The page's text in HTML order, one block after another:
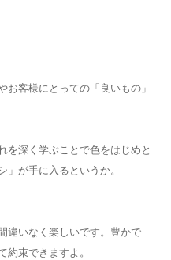
お客様にとっての「良いもの」
を深く学ぶことで色をはじめと
」が手に入るというか。
違いなく楽しいです。豊かで
約束できますよ。